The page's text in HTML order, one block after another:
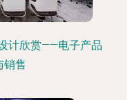
计欣赏——电子产品
销售